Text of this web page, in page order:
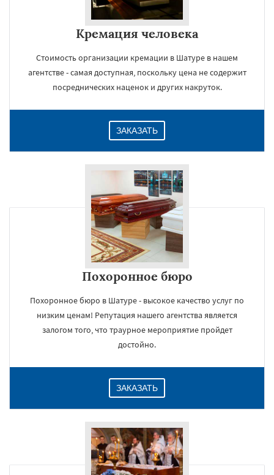
Кремация человека
Стоимость организации кремации в Шатуре в нашем
агентстве - самая доступная, поскольку цена не содержит
посреднических наценок и других накруток.
ЗАКАЗАТЬ
Похоронное бюро
Похоронное бюро в Шатуре - высокое качество услуг по
низким ценам! Репутация нашего агентства является
залогом того, что траурное мероприятие пройдет
достойно.
ЗАКАЗАТЬ